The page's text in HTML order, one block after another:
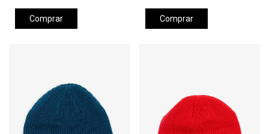
Comprar Comprar